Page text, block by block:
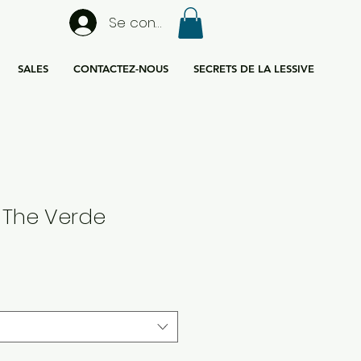
Se connecter
SALES CONTACTEZ-NOUS SECRETS DE LA LESSIVE
Verde